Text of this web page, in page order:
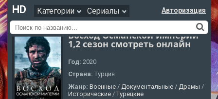
HD Категории Сериалы Авторизация
Восход Османской империи
1,2 сезон смотреть онлайн
Год: 2020
Страна: Турция
Жанр: Военные / Документальные / Драмы /
Исторические / Турецкие